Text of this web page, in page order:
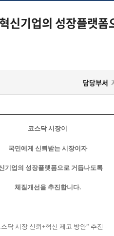
신기업의 성장플랫
담당부서
코스닥 시장이
국민에게 신뢰받는 시장이자
기업의 성장플랫폼으로 거듭나도록
체질개선을 추진합니다.
스닥 시장 신뢰+혁신 제고 방안” 추진 -